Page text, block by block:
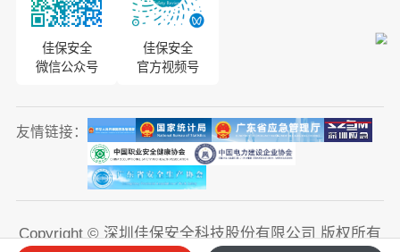
佳保安全
微信公众号
佳保安全
官方视频号
友情链接：
Copyright © 深圳佳保安全科技股份有限公司 版权所有